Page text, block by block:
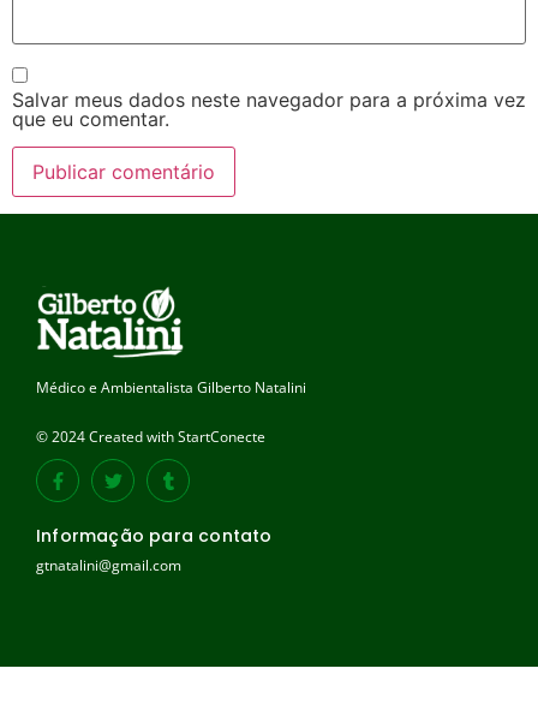
Salvar meus dados neste navegador para a próxima vez
que eu comentar.
Médico e Ambientalista Gilberto Natalini
© 2024 Created with StartConecte
Informação para contato
gtnatalini@gmail.com